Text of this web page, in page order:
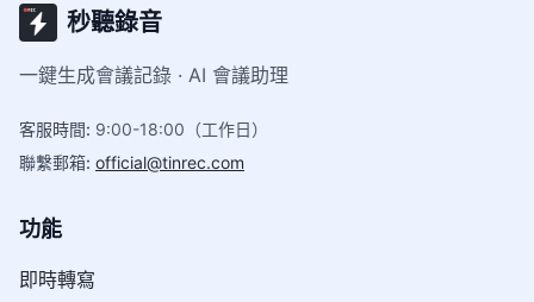
秒聽錄音
一鍵生成會議記錄 · AI 會議助理
客服時間: 9:00-18:00（工作日）
聯繫郵箱: official@tinrec.com
功能
即時轉寫